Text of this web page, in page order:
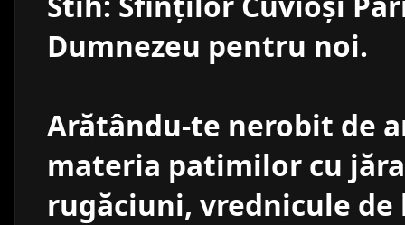
Dumnezeu pentru noi.
Arătându-te nerobit de
materia patimilor cu
rugăciuni, vrednicule de